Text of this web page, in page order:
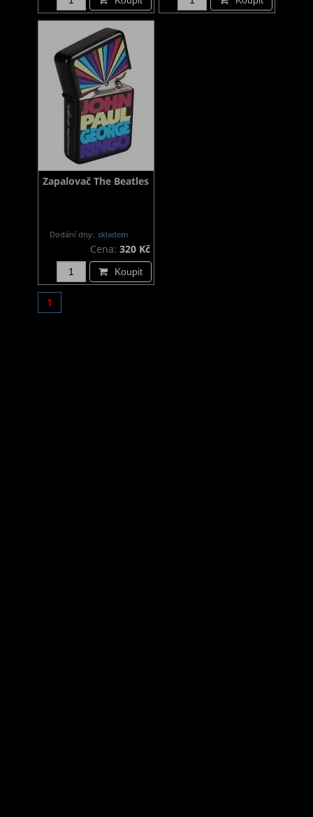
Zapalovač The Beatles
Dodání dny: skladem
Cena: 320 Kč
Koupit
1